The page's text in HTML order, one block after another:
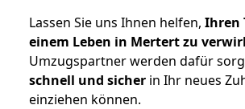
Lassen Sie uns Ihnen helfen, Ihren
einem Leben in Mertert zu
Umzugspartner werden dafür
schnell und sicher in Ihr neues
einziehen können.